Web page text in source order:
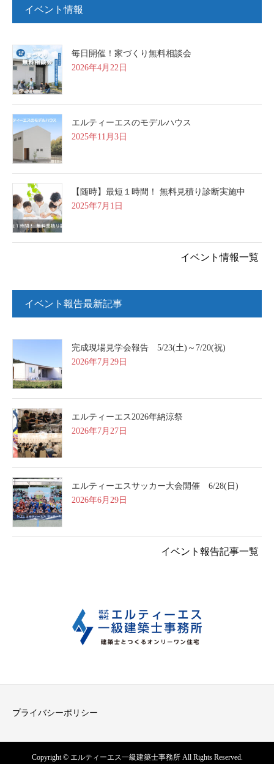
イベント情報
毎日開催！家づくり無料相談会
2026年4月22日
エルティーエスのモデルハウス
2025年11月3日
【随時】最短１時間！ 無料見積り診断実施中
2025年7月1日
イベント情報一覧
イベント報告最新記事
完成現場見学会報告 5/23(土)～7/20(祝)
2026年7月29日
エルティーエス2026年納涼祭
2026年7月27日
エルティーエスサッカー大会開催 6/28(日)
2026年6月29日
イベント報告記事一覧
プライバシーポリシー
Copyright © エルティーエス一級建築士事務所 All Rights Reserved.